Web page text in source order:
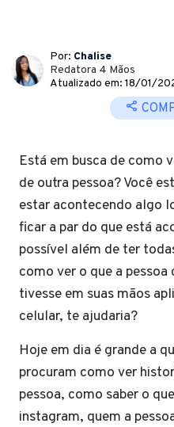
Por: Chalise
Redatora 4 Mãos
Atualizado em: 18/01/
Está em busca de como
de outra pessoa? Você
estar acontecendo algo
ficar a par do que está
possível além de ter
como ver o que a
tivesse em suas mãos
celular, te ajudaria?
Hoje em dia é grande a
procuram como ver
pessoa, como saber o
instagram, quem a